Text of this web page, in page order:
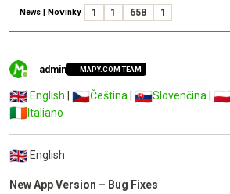
News | Novinky 1 1 658 1
Online
admin MAPY.COM TEAM
English Čeština Slovenčina
Italiano
English
New App Version – Bug Fixes